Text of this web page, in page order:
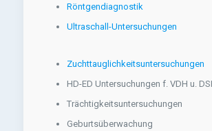
Röntgendiagnostik
Ultraschall-Untersuchungen
Zuchttauglichkeitsuntersuchungen
HD-ED Untersuchungen f. VDH u.
Trächtigkeitsuntersuchungen
Geburtsüberwachung